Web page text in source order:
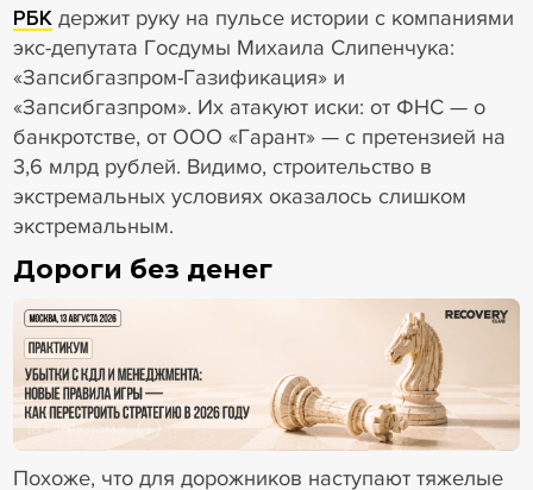
РБКдержит руку на пульсе истории с компаниями
экс-депутата Госдумы Михаила Слипенчука:
«Запсибгазпром-Газификация» и
«Запсибгазпром». Их атакуют иски: от ФНС — о
банкротстве, от ООО «Гарант» — с претензией на
3,6 млрд рублей. Видимо, строительство в
экстремальных условиях оказалось слишком
экстремальным.
Дороги без денег
18+ Реклама
Похоже, что для дорожников наступают тяжелые